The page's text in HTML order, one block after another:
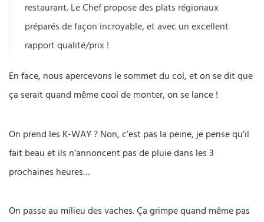
restaurant. Le Chef propose des plats régionaux
préparés de façon incroyable, et avec un excellent
rapport qualité/prix !
En face, nous apercevons le sommet du col, et on se dit que
ça serait quand même cool de monter, on se lance !
On prend les K-WAY ? Non, c’est pas la peine, je pense qu’il
fait beau et ils n’annoncent pas de pluie dans les 3
prochaines heures…
On passe au milieu des vaches. Ça grimpe quand même pas